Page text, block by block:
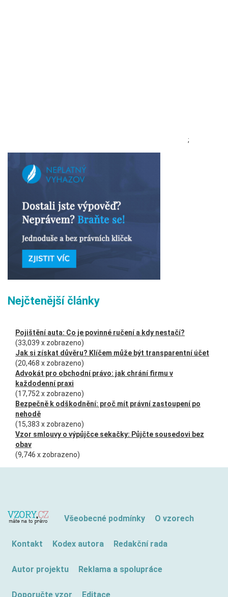
;
Nejčtenější články
Pojištění auta: Co je povinné ručení a kdy nestačí?
(33,039 x zobrazeno)
Jak si získat důvěru? Klíčem může být transparentní účet
(20,468 x zobrazeno)
Advokát pro obchodní právo: jak chrání firmu v
každodenní praxi
(17,752 x zobrazeno)
Bezpečně k odškodnění: proč mít právní zastoupení po
nehodě
(15,383 x zobrazeno)
Vzor smlouvy o výpůjčce sekačky: Půjčte sousedovi bez
obav
(9,746 x zobrazeno)
Všeobecné podmínky O vzorech
Kontakt Kodex autora Redakční rada
Autor projektu Reklama a spolupráce
Doporučte vzor Editace